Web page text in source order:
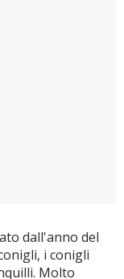
dall'anno del
i conigli
Molto